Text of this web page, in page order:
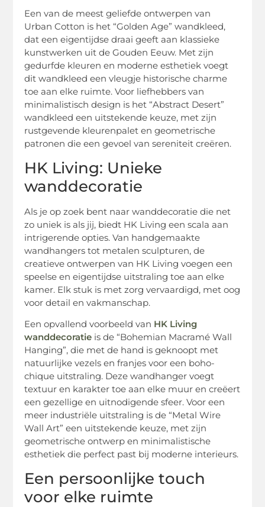
Een van de meest geliefde ontwerpen van
Urban Cotton is het “Golden Age” wandkleed,
dat een eigentijdse draai geeft aan klassieke
kunstwerken uit de Gouden Eeuw. Met zijn
gedurfde kleuren en moderne esthetiek voegt
dit wandkleed een vleugje historische charme
toe aan elke ruimte. Voor liefhebbers van
minimalistisch design is het “Abstract Desert”
wandkleed een uitstekende keuze, met zijn
rustgevende kleurenpalet en geometrische
patronen die een gevoel van sereniteit creëren.
HK Living: Unieke
wanddecoratie
Als je op zoek bent naar wanddecoratie die net
zo uniek is als jij, biedt HK Living een scala aan
intrigerende opties. Van handgemaakte
wandhangers tot metalen sculpturen, de
creatieve ontwerpen van HK Living voegen een
speelse en eigentijdse uitstraling toe aan elke
kamer. Elk stuk is met zorg vervaardigd, met oog
voor detail en vakmanschap.
Een opvallend voorbeeld van HK Living
wanddecoratie is de “Bohemian Macramé Wall
Hanging”, die met de hand is geknoopt met
natuurlijke vezels en franjes voor een boho-
chique uitstraling. Deze wandhanger voegt
textuur en karakter toe aan elke muur en creëert
een gezellige en uitnodigende sfeer. Voor een
meer industriële uitstraling is de “Metal Wire
Wall Art” een uitstekende keuze, met zijn
geometrische ontwerp en minimalistische
esthetiek die perfect past bij moderne interieurs.
Een persoonlijke touch
voor elke ruimte